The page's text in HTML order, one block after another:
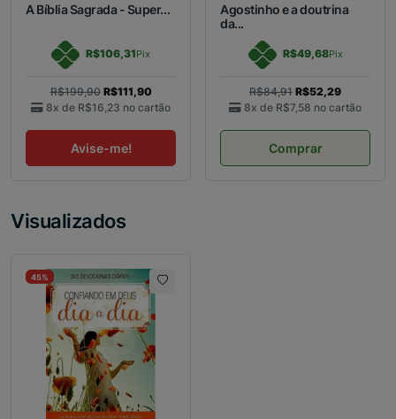
A Bíblia Sagrada - Super...
R$106,31Pix
R$199,90 R$111,90
8x de R$16,23 no cartão
Avise-me!
Agostinho e a doutrina
da...
R$49,68Pix
R$84,91 R$52,29
8x de R$7,58 no cartão
Comprar
Visualizados
45%